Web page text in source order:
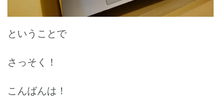
ということで
さっそく！
こんばんは！